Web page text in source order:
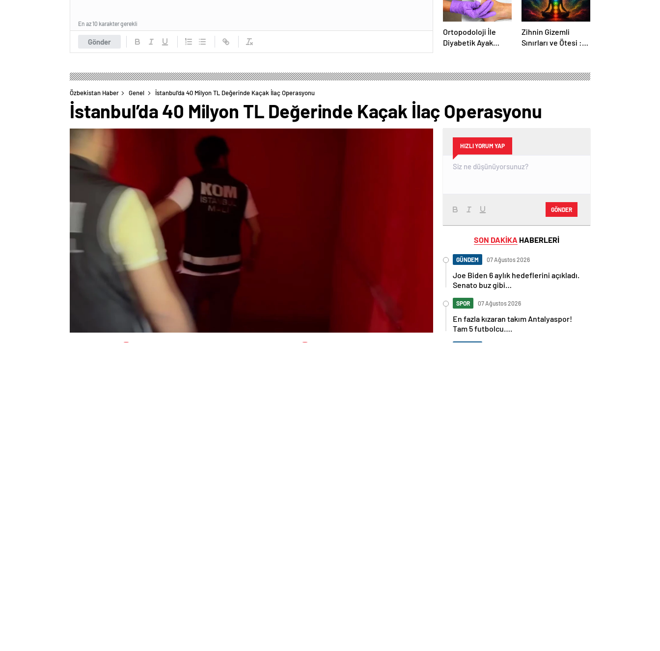
Gönder
En az 10 karakter gerekli
Ortopodoloji İle
Diyabetik Ayak
Zihnin Gizemli
Sınırları ve Ötesi :
Özbekistan Haber Genel İstanbul’da 40 Milyon TL Değerinde Kaçak İlaç Operasyonu
İstanbul’da 40 Milyon TL Değerinde Kaçak İlaç Operasyonu
HIZLI YORUM YAP
GÖNDER
SON DAKİKA HABERLERİ
GÜNDEM 07 Ağustos 2026
Joe Biden 6 aylık hedeflerini açıkladı.
Senato buz gibi…
SPOR 07 Ağustos 2026
En fazla kızaran takım Antalyaspor!
Tam 5 futbolcu….